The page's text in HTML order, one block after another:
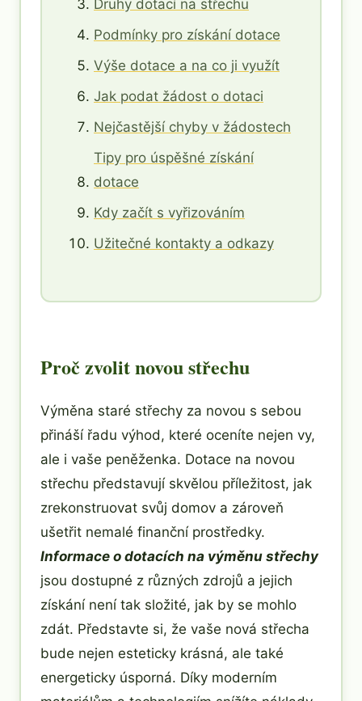
Druhy dotací na střechu
Podmínky pro získání dotace
Výše dotace a na co ji využít
Jak podat žádost o dotaci
Nejčastější chyby v žádostech
Tipy pro úspěšné získání
dotace
Kdy začít s vyřizováním
Užitečné kontakty a odkazy
Proč zvolit novou střechu
Výměna staré střechy za novou s sebou
přináší řadu výhod, které oceníte nejen vy,
ale i vaše peněženka. Dotace na novou
střechu představují skvělou příležitost, jak
zrekonstruovat svůj domov a zároveň
ušetřit nemalé finanční prostředky.
Informace o dotacích na výměnu střechy
jsou dostupné z různých zdrojů a jejich
získání není tak složité, jak by se mohlo
zdát. Představte si, že vaše nová střecha
bude nejen esteticky krásná, ale také
energeticky úsporná. Díky moderním